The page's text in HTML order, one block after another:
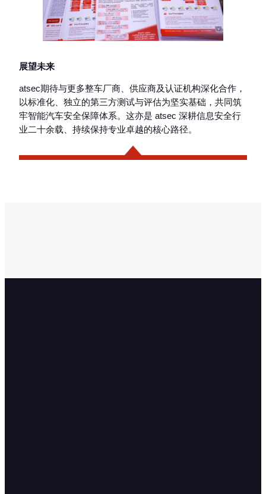
展望未来
atsec期待与更多整车厂商、供应商及认证机构深化合作，
以标准化、独立的第三方测试与评估为坚实基础，共同筑
牢智能汽车安全保障体系。这亦是 atsec 深耕信息安全行
业二十余载、持续保持专业卓越的核心路径。